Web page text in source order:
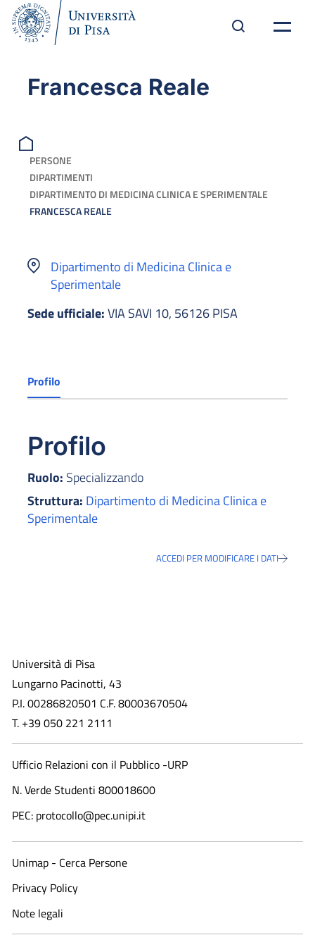
Francesca Reale
PERSONE
DIPARTIMENTI
DIPARTIMENTO DI MEDICINA CLINICA E SPERIMENTALE
FRANCESCA REALE
Dipartimento di Medicina Clinica e
Sperimentale
Sede ufficiale:VIA SAVI 10, 56126 PISA
Profilo
Profilo
Ruolo: Specializzando
Struttura: Dipartimento di Medicina Clinica e
Sperimentale
ACCEDI PER MODIFICARE I DATI
Università di Pisa
Lungarno Pacinotti, 43
P.I. 00286820501 C.F. 80003670504
T. +39 050 221 2111
Ufficio Relazioni con il Pubblico -URP
N. Verde Studenti 800018600​
PEC: protocollo@pec.unipi.it
Unimap - Cerca Persone
Privacy Policy
Note legali